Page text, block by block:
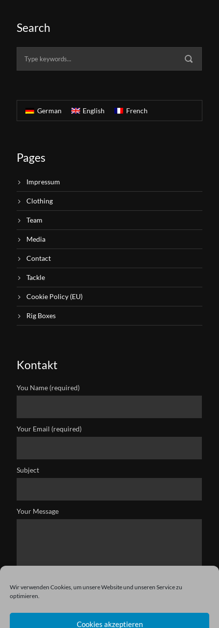
Wir verwenden Cookies, um unsere Website und unseren Service zu
optimieren.
Cookies akzeptieren
Search
German English French
Pages
Impressum
Clothing
Team
Media
Contact
Tackle
Cookie Policy (EU)
Rig Boxes
Kontakt
You Name (required)
Your Email (required)
Subject
Your Message